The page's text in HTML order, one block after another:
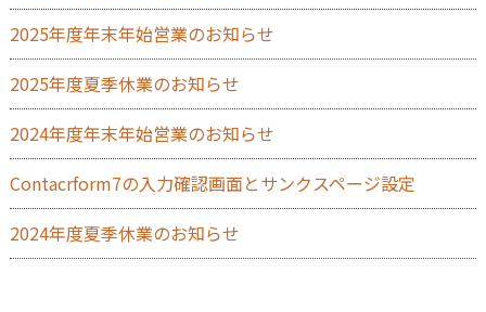
2025年度年末年始営業のお知らせ
2025年度夏季休業のお知らせ
2024年度年末年始営業のお知らせ
Contacrform7の入力確認画面とサンクスページ設定
2024年度夏季休業のお知らせ